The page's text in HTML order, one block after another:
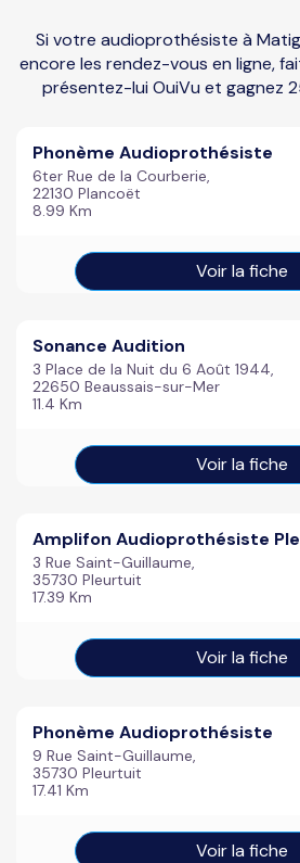
Si votre audioprothésiste à
encore les rendez-vous en ligne,
présentez-lui OuiVu et gagnez
Phonème Audioprothésiste
6ter Rue de la Courberie,
22130 Plancoët
8.99 Km
Voir la fiche
Sonance Audition
3 Place de la Nuit du 6 Août 1944,
22650 Beaussais-sur-Mer
11.4 Km
Voir la fiche
Amplifon Audioprothésiste
3 Rue Saint-Guillaume,
35730 Pleurtuit
17.39 Km
Voir la fiche
Phonème Audioprothésiste
9 Rue Saint-Guillaume,
35730 Pleurtuit
17.41 Km
Voir la fiche